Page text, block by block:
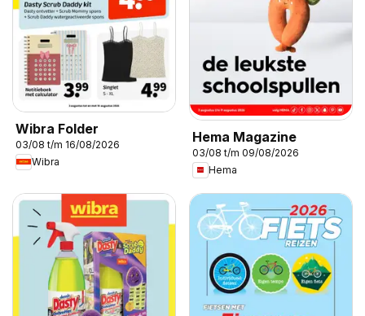
Wibra Folder
03/08 t/m 16/08/2026
Wibra
Hema Magazine
03/08 t/m 09/08/2026
Hema